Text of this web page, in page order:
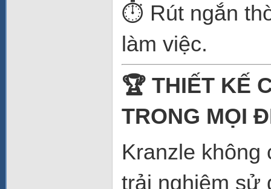
⏱️ Rút ngắn
làm việc.
🏆 THIẾT KẾ
TRONG MỌI
Kranzle
trải nghiệm sử